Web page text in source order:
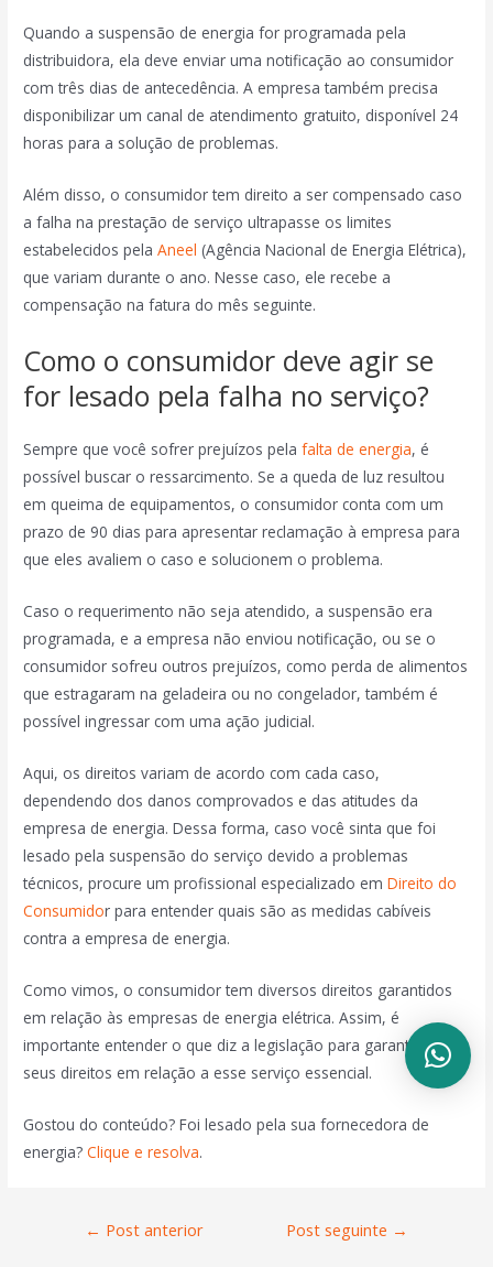
Quando a suspensão de energia for programada pela
distribuidora, ela deve enviar uma notificação ao consumidor
com três dias de antecedência. A empresa também precisa
disponibilizar um canal de atendimento gratuito, disponível 24
horas para a solução de problemas.
Além disso, o consumidor tem direito a ser compensado caso
a falha na prestação de serviço ultrapasse os limites
estabelecidos pela Aneel (Agência Nacional de Energia Elétrica),
que variam durante o ano. Nesse caso, ele recebe a
compensação na fatura do mês seguinte.
Como o consumidor deve agir se
for lesado pela falha no serviço?
Sempre que você sofrer prejuízos pelafalta de energia, é
possível buscar o ressarcimento. Se a queda de luz resultou
em queima de equipamentos, o consumidor conta com um
prazo de 90 dias para apresentar reclamação à empresa para
que eles avaliem o caso e solucionem o problema.
Caso o requerimento não seja atendido, a suspensão era
programada, e a empresa não enviou notificação, ou se o
consumidor sofreu outros prejuízos, como perda de alimentos
que estragaram na geladeira ou no congelador, também é
possível ingressar com uma ação judicial.
Aqui, os direitos variam de acordo com cada caso,
dependendo dos danos comprovados e das atitudes da
empresa de energia. Dessa forma, caso você sinta que foi
lesado pela suspensão do serviço devido a problemas
técnicos, procure um profissional especializado emDireito do
Consumidor para entender quais são as medidas cabíveis
contra a empresa de energia.
Como vimos, o consumidor tem diversos direitos garantidos
em relação às empresas de energia elétrica. Assim, é
importante entender o que diz a legislação para garantir os
seus direitos em relação a esse serviço essencial.
Gostou do conteúdo? Foi lesado pela sua fornecedora de
energia?Clique e resolva.
← Post anterior Post seguinte →